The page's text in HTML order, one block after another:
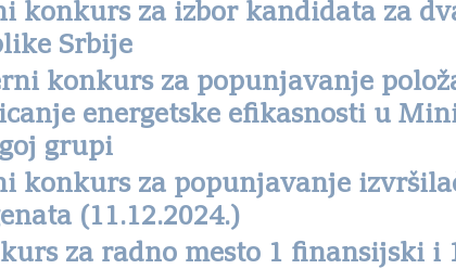
konkurs za izbor kandidata za
Srbije
konkurs za popunjavanje
energetske efikasnosti u
grupi
konkurs za popunjavanje
(11.12.2024.)
za radno mesto 1 finansijski i